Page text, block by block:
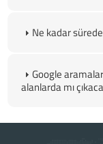
Ne kadar
Google
alanlarda mı